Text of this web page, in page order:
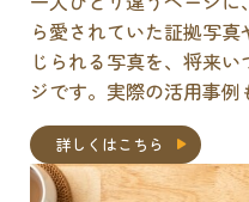
ら愛されていた証拠写
じられる写真を、将来
ジです。実際の活用事例
詳しくはこちら